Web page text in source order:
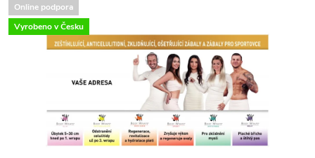
Online podpora
Vyrobeno v Česku